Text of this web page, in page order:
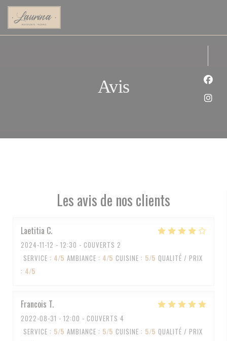
Personnalisation de vos choix en matière de cookies
Avis
Les avis de nos clients
Laetitia C
2024-11-12 - 12:30 - COUVERTS 2
SERVICE : 4/5 AMBIANCE : 4/5 CUISINE : 5/5 QUALITÉ / PRIX
: 4/5
Francois T
2022-08-31 - 12:00 - COUVERTS 4
SERVICE : 5/5 AMBIANCE : 5/5 CUISINE : 5/5 QUALITÉ / PRIX